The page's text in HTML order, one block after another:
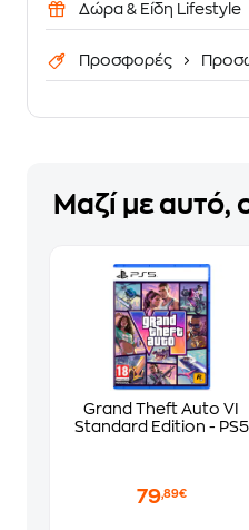
Δώρα & Είδη Lifestyle
Προσφορές
Μαζί με αυτό,
Grand Theft Auto VI
Standard Edition - PS5
79,89€